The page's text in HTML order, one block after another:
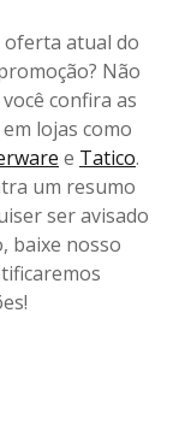
atual do
Não
confira as
lojas como
e Tatico.
um resumo
ser avisado
baixe nosso